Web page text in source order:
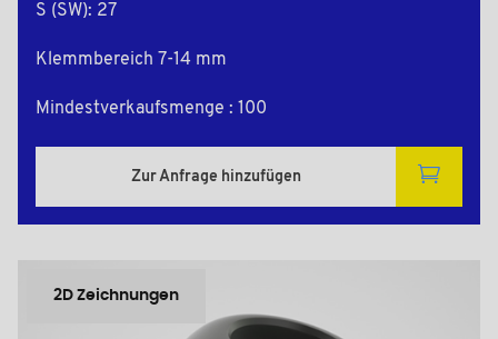
S (SW): 27
Klemmbereich 7-14 mm
Mindestverkaufsmenge : 100
Zur Anfrage hinzufügen
2D Zeichnungen